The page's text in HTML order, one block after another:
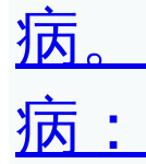
病
病